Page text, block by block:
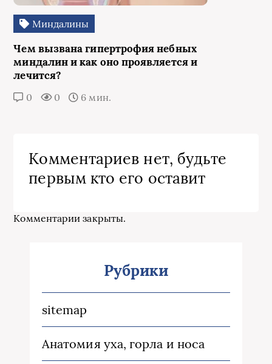
Миндалины
Чем вызвана гипертрофия небных
миндалин и как оно проявляется и
лечится?
0 0 6 мин.
Комментариев нет, будьте
первым кто его оставит
Комментарии закрыты.
Рубрики
sitemap
Анатомия уха, горла и носа